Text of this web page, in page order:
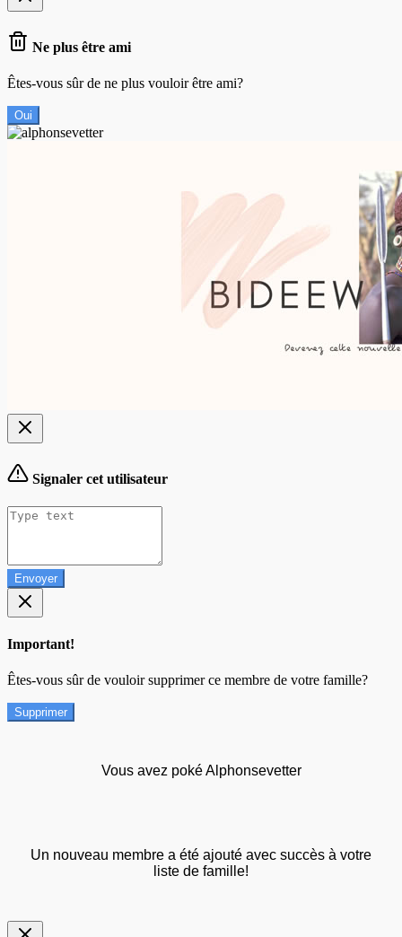
Ne plus être ami
Êtes-vous sûr de ne plus vouloir être ami?
Oui
Signaler cet utilisateur
Envoyer
Important!
Êtes-vous sûr de vouloir supprimer ce membre de votre famille?
Supprimer
Vous avez poké Alphonsevetter
Un nouveau membre a été ajouté avec succès à votre
liste de famille!